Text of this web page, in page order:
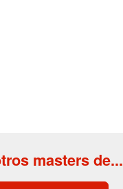
masters de...